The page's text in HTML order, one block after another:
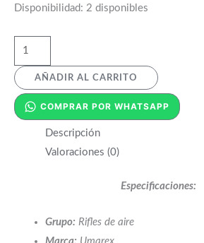
Disponibilidad: 2 disponibles
AÑADIR AL CARRITO
COMPRAR POR WHATSAPP
Descripción
Valoraciones (0)
Especificaciones:
Grupo: Rifles de aire